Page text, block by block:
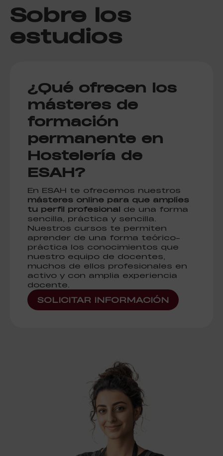
Sobre los
estudios
¿Qué ofrecen los
másteres de
formación
permanente en
Hostelería de
ESAH?
En ESAH te ofrecemos nuestros
másteres online para que amplíes
tu perfil profesional de una forma
sencilla, práctica y sencilla.
Nuestros cursos te permiten
aprender de una forma teórico-
práctica los conocimientos que
nuestro equipo de docentes,
muchos de ellos profesionales en
activo y con amplia experiencia
docente.
SOLICITAR INFORMACIÓN